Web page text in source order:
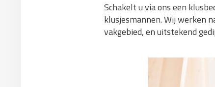
Schakelt u via ons een
klusjesmannen. Wij werken
vakgebied, en uitstekend